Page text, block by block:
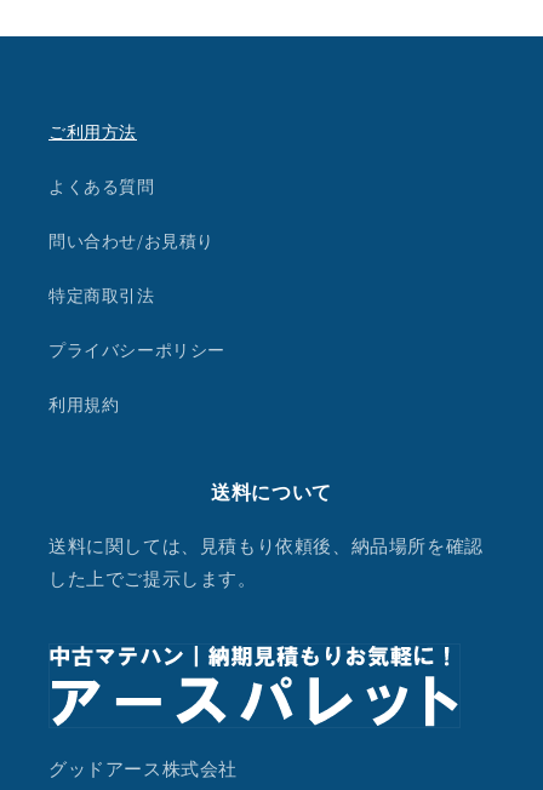
ご利用方法
よくある質問
問い合わせ/お見積り
特定商取引法
プライバシーポリシー
利用規約
送料について
送料に関しては、見積もり依頼後、納品場所を確認
した上でご提示します。
グッドアース株式会社